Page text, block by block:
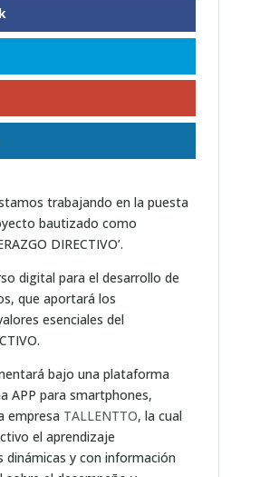
trabajando en la puesta
bautizado como
DIRECTIVO’.
digital para el desarrollo de
que aportará los
esenciales del
bajo una plataforma
APP para smartphones,
empresa TALLENTTO, la cual
el aprendizaje
dinámicas y con información